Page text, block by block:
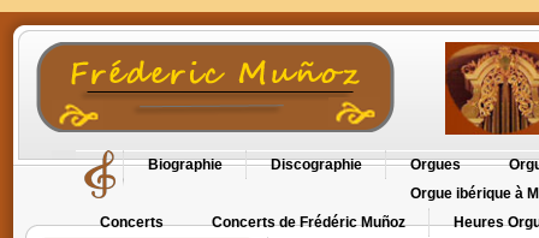
Biographie Discographie Orgues
Orgue ibérique à
Concerts
Concerts de Frédéric Muñoz
Heures